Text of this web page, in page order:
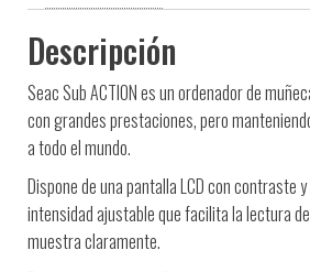
Descripción
Seac Sub ACTION es un ordenador de
con grandes prestaciones, pero
a todo el mundo.
Dispone de una pantalla LCD con contraste
intensidad ajustable que facilita la lectura
muestra claramente.